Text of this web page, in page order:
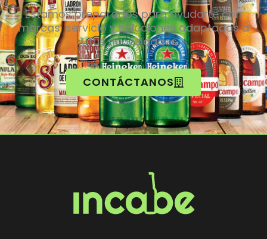
Estamos preparados para ayudarte con
marcas, servicio y soluciones adaptadas a
tus necesidades.
CONTÁCTANOS